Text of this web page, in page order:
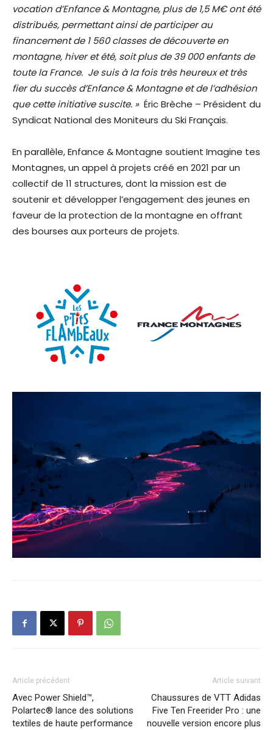
vocation d’Enfance & Montagne, plus de 1,5 M€ ont été
distribués, permettant ainsi de participer au
financement de 1 560 classes de découverte en
montagne, hiver et été, soit plus de 39 000 enfants de
toute la France. Je suis à la fois très heureux et très
fier du succès d’Enfance & Montagne et de l’adhésion
que cette initiative suscite. »Éric Brèche – Président du
Syndicat National des Moniteurs du Ski Français.
En parallèle, Enfance & Montagne soutient Imagine tes
Montagnes, un appel à projets créé en 2021 par un
collectif de 11 structures, dont la mission est de
soutenir et développer l’engagement des jeunes en
faveur de la protection de la montagne en offrant
des bourses aux porteurs de projets.
Article précédent
Avec Power Shield™,
Polartec® lance des solutions
textiles de haute performance
Article suivant
Chaussures de VTT Adidas
Five Ten Freerider Pro : une
nouvelle version encore plus